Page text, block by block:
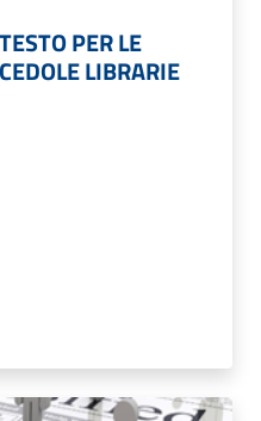
PER LE
LIBRARIE